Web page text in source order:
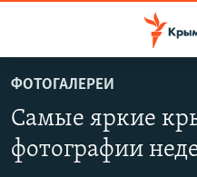
основному
содержанию
Вернутся
СПЕЦПРОЕКТЫ
ГРУЗ 200
ВОДА
ФОТОГАЛЕРЕИ
Самые яркие
фотографии